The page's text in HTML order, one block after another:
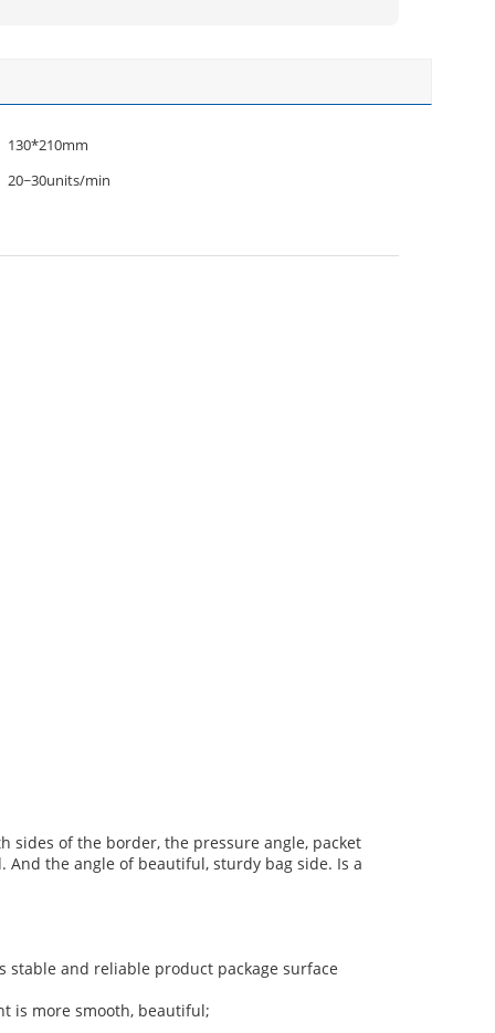
130*210mm
20~30units/min
sides of the border, the pressure angle, packet
the angle of beautiful, sturdy bag side. Is a
stable and reliable product package surface
is more smooth, beautiful;